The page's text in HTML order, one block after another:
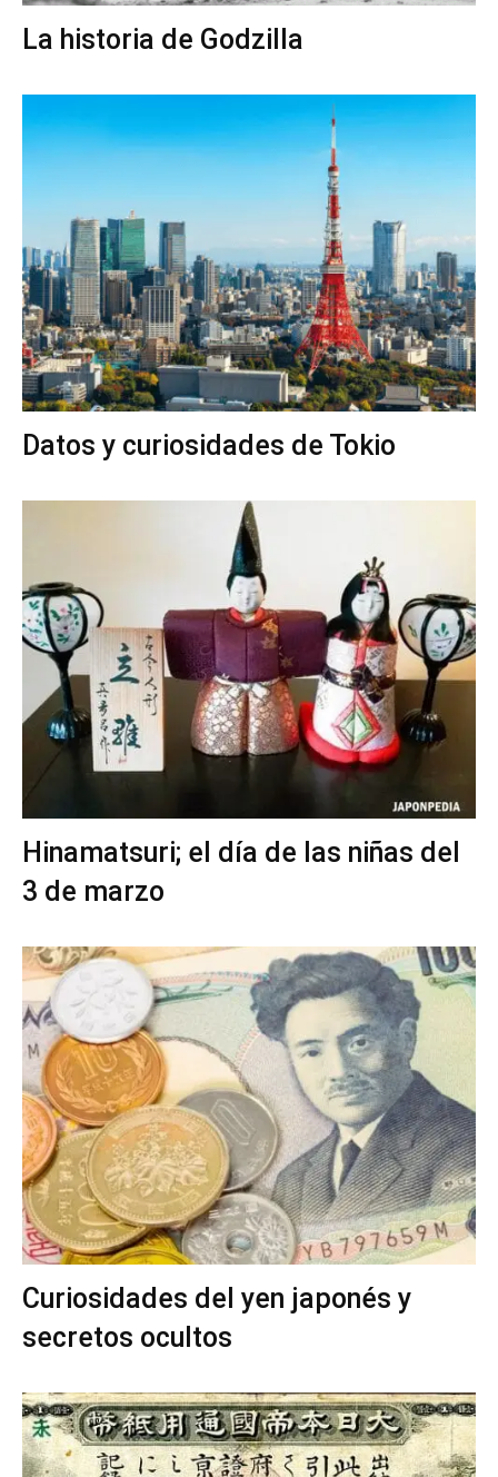
La historia de Godzilla
Datos y curiosidades de Tokio
Hinamatsuri; el día de las niñas del
3 de marzo
Curiosidades del yen japonés y
secretos ocultos